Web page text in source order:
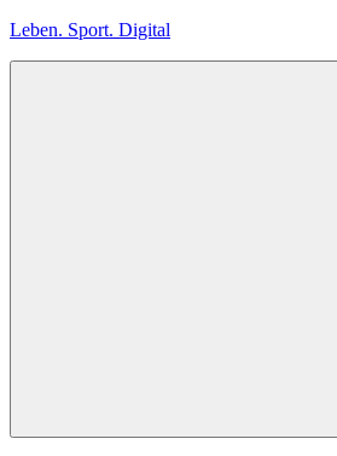
Zum
Leben. Sport. Digital